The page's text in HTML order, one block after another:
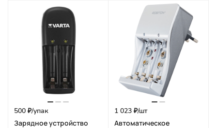
500 ₽/упак
Зарядное устройство
1 023 ₽/шт
Автоматическое